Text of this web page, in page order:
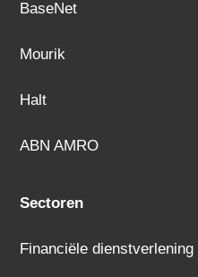
BaseNet
Mourik
Halt
ABN AMRO
Sectoren
Financiële dienstverlening